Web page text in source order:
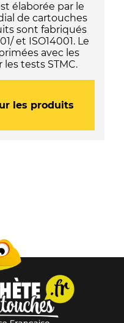
élaborée par le
de cartouches
sont fabriqués
et ISO14001. Le
avec les
tests STMC.
les produits